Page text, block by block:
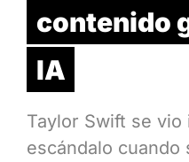
contenido
IA
Taylor Swift se
escándalo